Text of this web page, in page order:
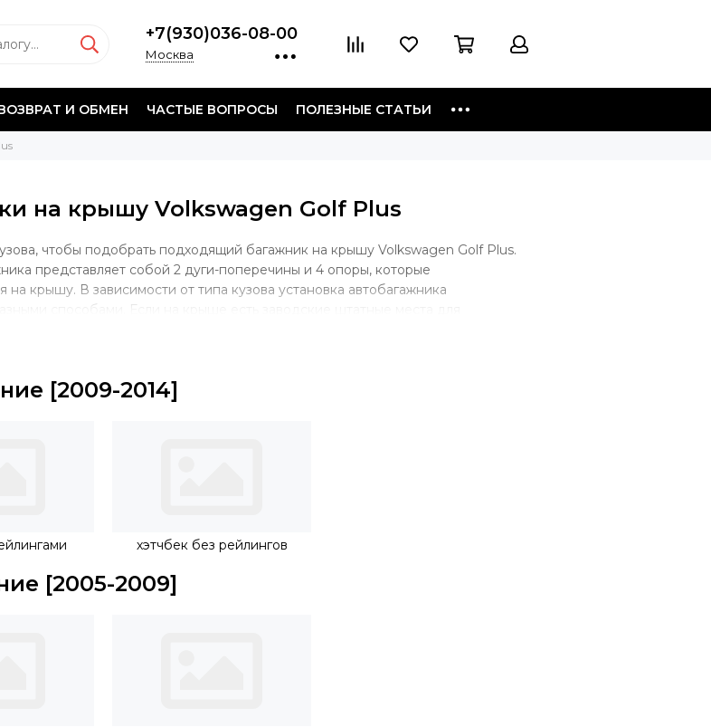
+7(930)036-08-00
Москва
И ОБМЕН ЧАСТЫЕ ВОПРОСЫ ПОЛЕЗНЫЕ СТАТЬИ
на крышу Volkswagen Golf Plus
чтобы подобрать подходящий багажник на крышу Volkswagen Golf Plus.
представляет собой 2 дуги-поперечины и 4 опоры, которые
на крышу. В зависимости от типа кузова установка автобагажника
способами. Если на крыше есть заводские штатные места для
системы, то опора будет учитывать именно такой тип крепления. В
на рейлинги.
[2009-2014]
хэтчбек без рейлингов
[2005-2009]